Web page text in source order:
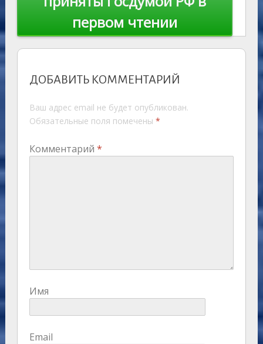
первом чтении
ДОБАВИТЬ КОММЕНТАРИЙ
Ваш адрес email не будет опубликован.
Обязательные поля помечены *
Комментарий *
Имя
Email